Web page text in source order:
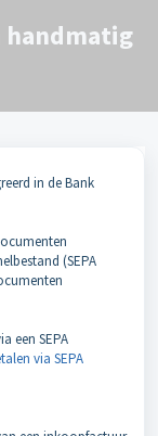
handmatig
in de Bank
(SEPA
een SEPA
via SEPA